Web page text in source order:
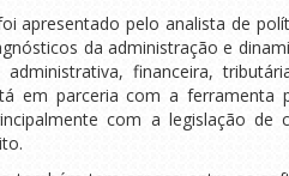
apresentado pelo analista de
da administração e
administrativa, financeira,
em parceria com a ferramenta
com a legislação de